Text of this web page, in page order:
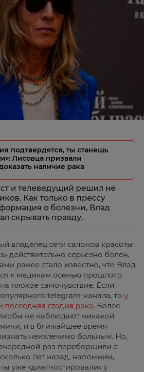
подтвердятся, ты станешь
Лисовца призвали
наличие рака
и телеведущий решил не
Как только в прессу
о болезни, Влад
скрывать правду.
владелец сети салонов красоты
действительно серьезно болен.
ранее стало известно, что Влад
к медикам осенью прошлого
плохое самочувствие. Если
telegram-канала, то у
стадия рака. Более
не наблюдают никакой
и в ближайшее время
неизлечимо больным. Но,
раз переборщили с
лет назад, напомним,
уже «диагностировали» у